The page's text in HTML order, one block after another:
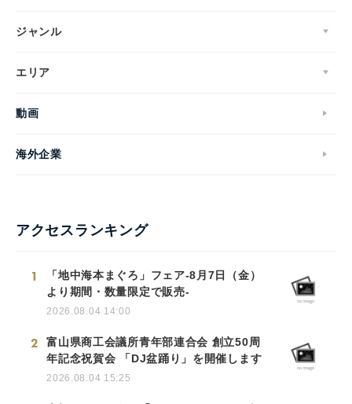
ジャンル
エリア
動画
海外企業
アクセスランキング
1
「地中海本まぐろ」フェア-8月7日（金）
より期間・数量限定で販売-
2026.08.04 14:00
2
富山県商工会議所青年部連合会 創立50周
年記念祝賀会 「DJ盆踊り」を開催します
2026.08.04 15:25